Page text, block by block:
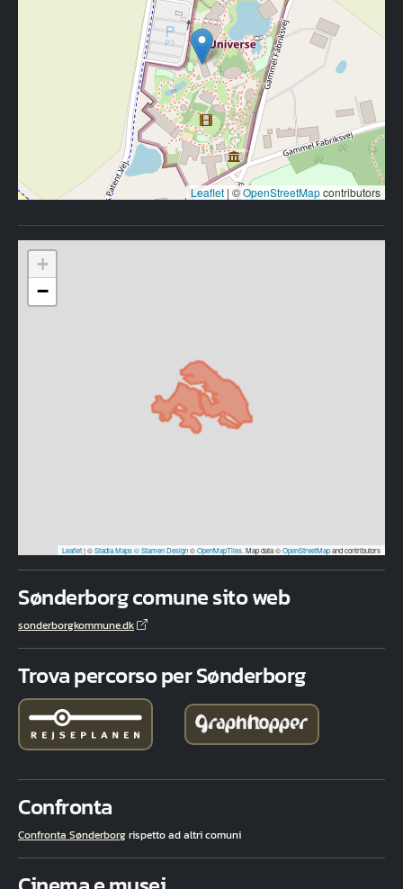
Leaflet | ©OpenStreetMapcontributors
+
−
Leaflet|©Stadia Maps© Stamen Design©OpenMapTiles . Map data ©OpenStreetMapand contributors
Sønderborg comune sito web
sonderborgkommune.dk
Trova percorso per Sønderborg
Confronta
Confronta Sønderborgrispetto ad altri comuni